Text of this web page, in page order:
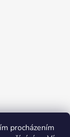
procházením